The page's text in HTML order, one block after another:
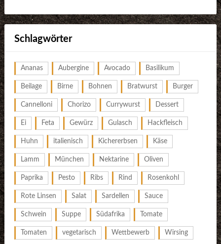
Schlagwörter
Ananas Aubergine Avocado Basilikum
Beilage Birne Bohnen Bratwurst Burger
Cannelloni Chorizo Currywurst Dessert
Ei Feta Gewürz Gulasch Hackfleisch
Huhn italienisch Kichererbsen Käse
Lamm München Nektarine Oliven
Paprika Pesto Ribs Rind Rosenkohl
Rote Linsen Salat Sardellen Sauce
Schwein Suppe Südafrika Tomate
Tomaten vegetarisch Wettbewerb Wirsing